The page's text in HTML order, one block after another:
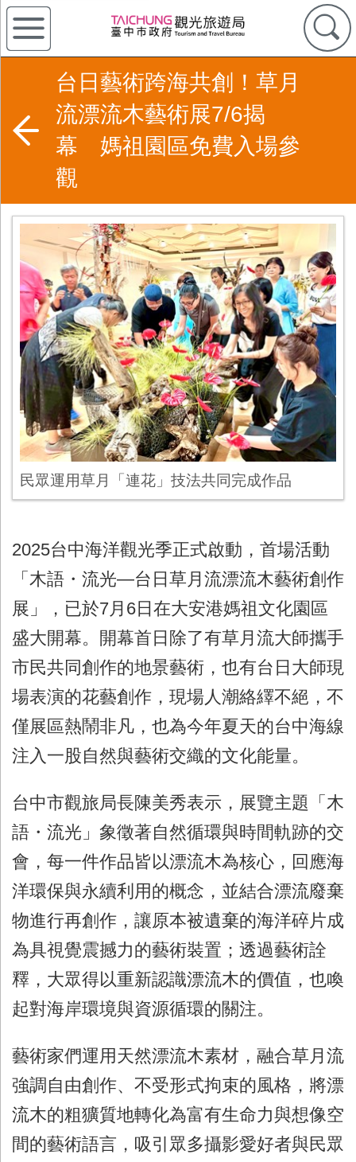
台日藝術跨海共創！草月
流漂流木藝術展7/6揭
幕 媽祖園區免費入場參
觀
民眾運用草月「連花」技法共同完成作品
2025台中海洋觀光季正式啟動，首場活動
「木語・流光—台日草月流漂流木藝術創作
展」，已於7月6日在大安港媽祖文化園區
盛大開幕。開幕首日除了有草月流大師攜手
市民共同創作的地景藝術，也有台日大師現
場表演的花藝創作，現場人潮絡繹不絕，不
僅展區熱鬧非凡，也為今年夏天的台中海線
注入一股自然與藝術交織的文化能量。
台中市觀旅局長陳美秀表示，展覽主題「木
語・流光」象徵著自然循環與時間軌跡的交
會，每一件作品皆以漂流木為核心，回應海
洋環保與永續利用的概念，並結合漂流廢棄
物進行再創作，讓原本被遺棄的海洋碎片成
為具視覺震撼力的藝術裝置；透過藝術詮
釋，大眾得以重新認識漂流木的價值，也喚
起對海岸環境與資源循環的關注。
藝術家們運用天然漂流木素材，融合草月流
強調自由創作、不受形式拘束的風格，將漂
流木的粗獷質地轉化為富有生命力與想像空
間的藝術語言，吸引眾多攝影愛好者與民眾